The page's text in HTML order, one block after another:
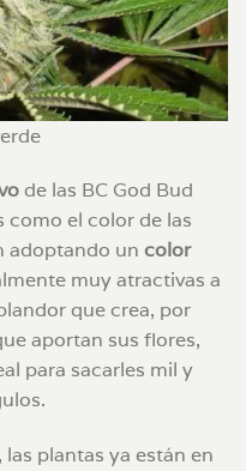
de las BC God Bud
como el color de las
adoptando un color
muy atractivas a
que crea, por
aportan sus flores,
para sacarles mil y
plantas ya están en